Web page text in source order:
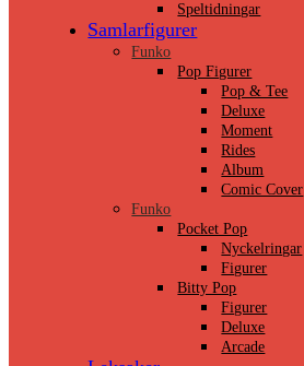
Speltidningar
Samlarfigurer
Funko
Pop Figurer
Pop & Tee
Deluxe
Moment
Rides
Album
Comic Cover
Funko
Pocket Pop
Nyckelringar
Figurer
Bitty Pop
Figurer
Deluxe
Arcade